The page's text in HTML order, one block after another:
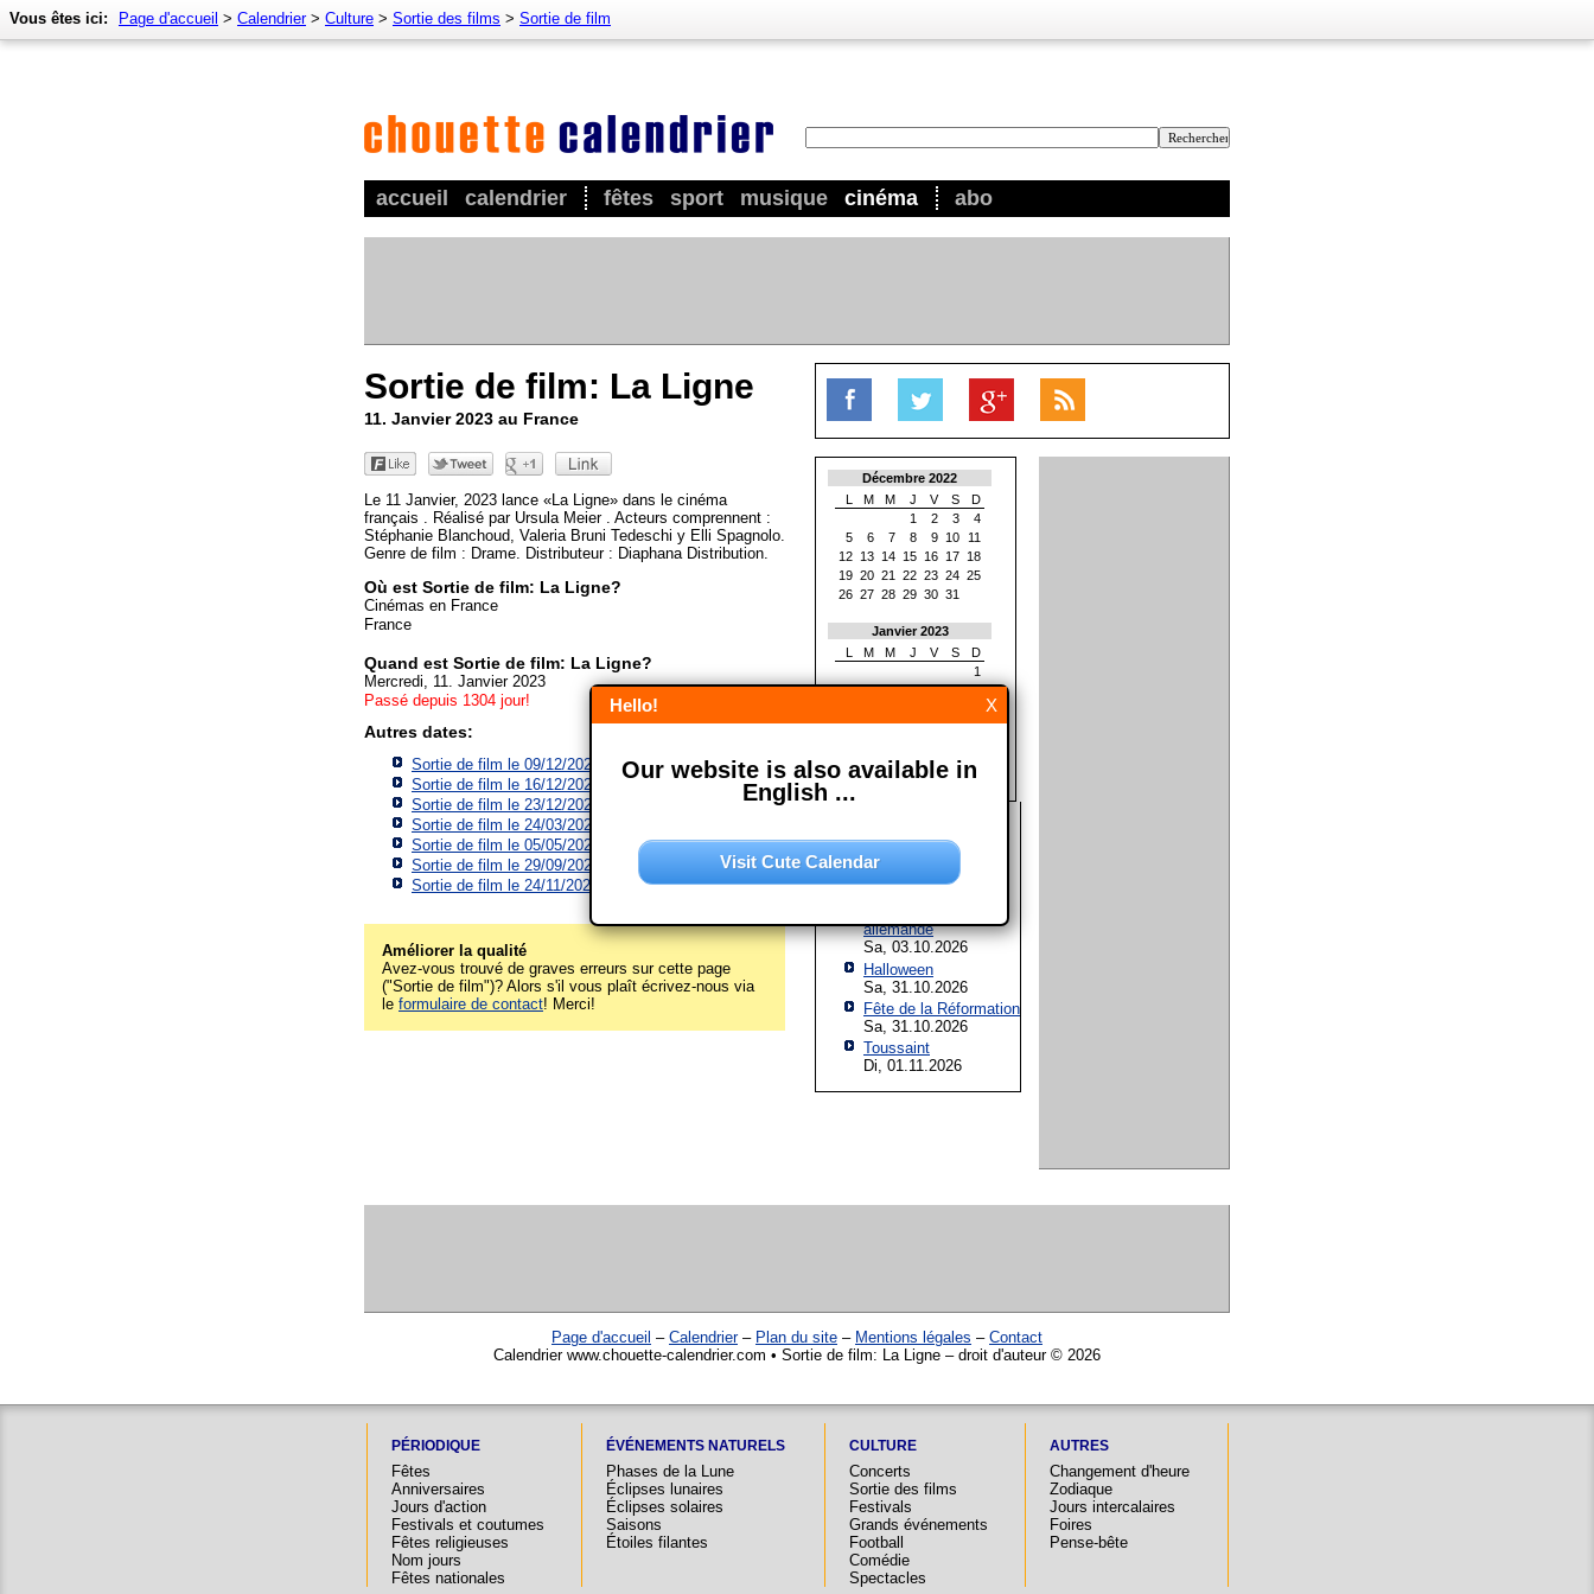
accueil calendrier fêtes sport musique cinéma abo
Vous êtes ici: Page d'accueil > Calendrier> Culture > Sortie des films > Sortie de film
Sortie de film: La Ligne
11. Janvier 2023 au France
Le 11 Janvier, 2023 lance «La Ligne» dans le cinéma
français . Réalisé par Ursula Meier . Acteurs comprennent :
Stéphanie Blanchoud, Valeria Bruni Tedeschi y Elli Spagnolo.
Genre de film : Drame. Distributeur : Diaphana Distribution.
Où est Sortie de film: La Ligne?
Cinémas en France
France
Quand est Sortie de film: La Ligne?
Mercredi, 11. Janvier 2023
Passé depuis 1304 jour!
Autres dates:
Sortie de film le 09/12/2026
Sortie de film le 16/12/2026
Sortie de film le 23/12/2026
Sortie de film le 24/03/2027
Sortie de film le 05/05/2027
Sortie de film le 29/09/2027
Sortie de film le 24/11/2027
Améliorer la qualité
Avez-vous trouvé de graves erreurs sur cette page
("Sortie de film")? Alors s'il vous plaît écrivez-nous via
le formulaire de contact! Merci!
Décembre 2022
L
M M J V S
D
1
2 3
4
5
6 7 8 9 10
11
12 13 14 15 16 17 18
19 20 21 22 23 24 25
26 27 28 29 30 31
Janvier 2023
L
M M J V S
D
1
2
3 4 5 6 7
8
16 17 18 19 20 21 22
30 31
jours fériés
Assomption de Marie
Sa, 15.08.2026
allemande
Sa, 03.10.2026
Halloween
Sa, 31.10.2026
Fête de la Réformation
Sa, 31.10.2026
Toussaint
Di, 01.11.2026
Page d'accueil – Calendrier– Plan du site – Mentions légales – Contact
Calendrier www.chouette-calendrier.com • Sortie de film: La Ligne – droit d'auteur © 2026
PÉRIODIQUE
Fêtes
Anniversaires
Jours d'action
Festivals et coutumes
Fêtes religieuses
Nom jours
Fêtes nationales
ÉVÉNEMENTS NATURELS
Phases de la Lune
Éclipses lunaires
Éclipses solaires
Saisons
Étoiles filantes
CULTURE
Concerts
Sortie des films
Festivals
Grands événements
Football
Comédie
Spectacles
AUTRES
Changement d'heure
Zodiaque
Jours intercalaires
Foires
Pense-bête
X
Hello!
Our website is also available in
English ...
Visit Cute Calendar